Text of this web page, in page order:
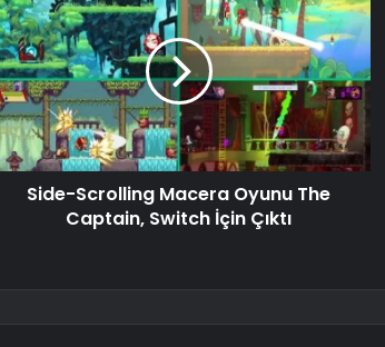
Side-Scrolling Macera Oyunu The
Captain, Switch İçin Çıktı